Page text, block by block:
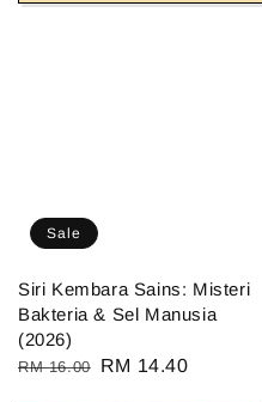
Sale
Siri Kembara Sains: Misteri
Bakteria & Sel Manusia
(2026)
Regular
RM 16.00
Sale
RM 14.40